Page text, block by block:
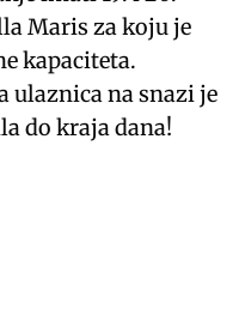
Maris za koju je
kapaciteta.
ulaznica na snazi je
do kraja dana!